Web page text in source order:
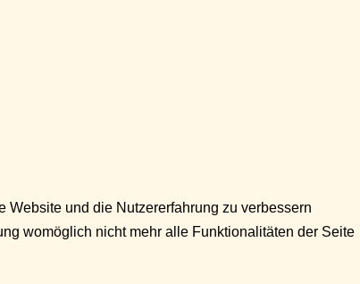
und die Nutzererfahrung zu verbessern
womöglich nicht mehr alle Funktionalitäten der Seite